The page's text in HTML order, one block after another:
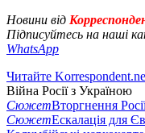
Новини від
Підписуйтесь на наші
WhatsApp
Читайте
Війна Росії з Україною
СюжетВторгнення
СюжетЕскалація для